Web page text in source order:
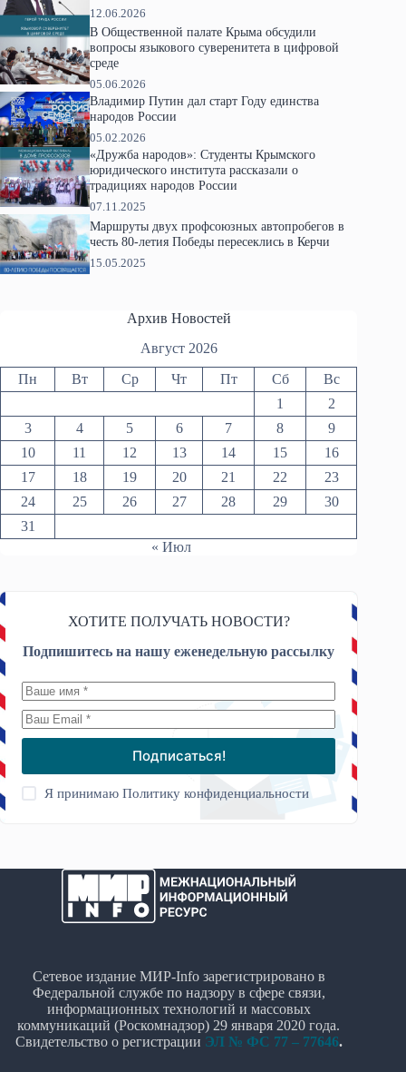
12.06.2026
В Общественной палате Крыма обсудили
вопросы языкового суверенитета в цифровой
среде
05.06.2026
Владимир Путин дал старт Году единства
народов России
05.02.2026
«Дружба народов»: Студенты Крымского
юридического института рассказали о
традициях народов России
07.11.2025
Маршруты двух профсоюзных автопробегов в
честь 80-летия Победы пересеклись в Керчи
15.05.2025
Архив Новостей
Август 2026
Пн Вт Ср Чт Пт Сб
Вс
1
2
3
4 5 6 7 8
9
10
11 12 13 14 15
16
17
18 19 20 21 22
23
24
25 26 27 28 29
30
31
« Июл
ХОТИТЕ ПОЛУЧАТЬ НОВОСТИ?
Подпишитесь на нашу еженедельную рассылку
Подписаться!
Я принимаюПолитику конфиденциальности
Сетевое издание МИР-Info зарегистрировано в
Федеральной службе по надзору в сфере связи,
информационных технологий и массовых
коммуникаций (Роскомнадзор) 29 января 2020 года.
Свидетельство о регистрации ЭЛ № ФС 77 – 77646.